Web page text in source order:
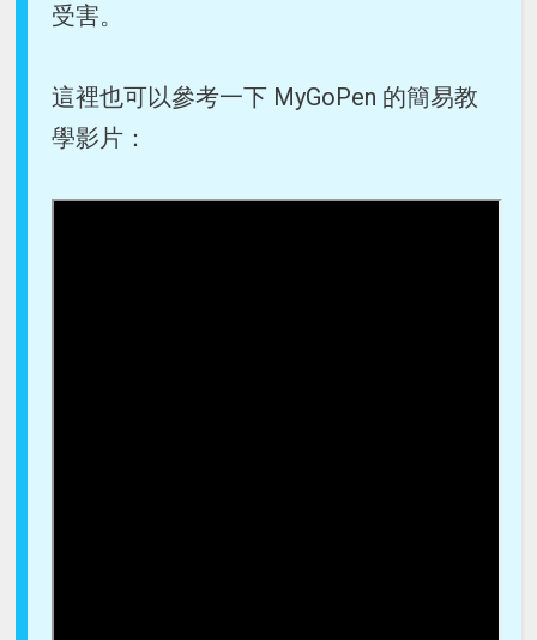
受害。
這裡也可以參考一下 MyGoPen 的簡易教
學影片：